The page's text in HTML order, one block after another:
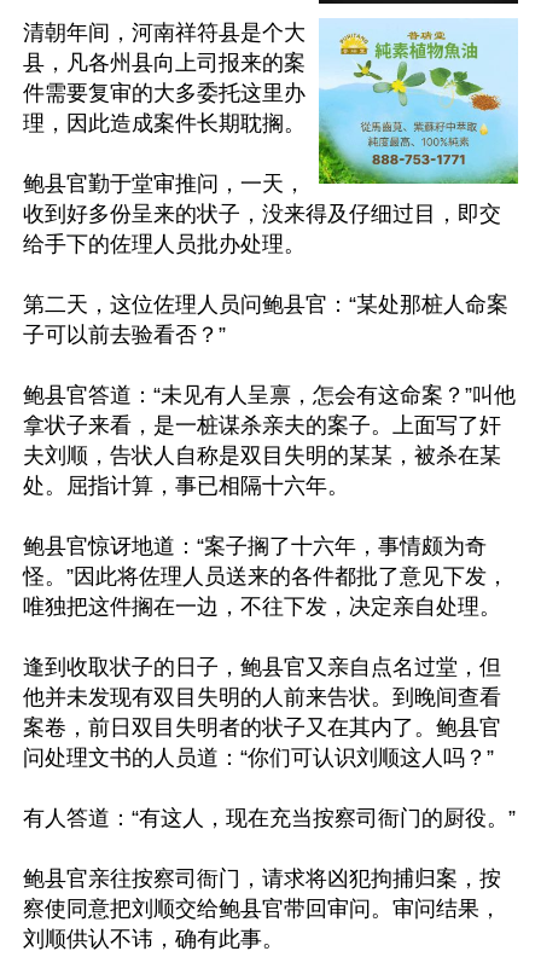
清朝年间，河南祥符县是个大
县，凡各州县向上司报来的案
件需要复审的大多委托这里办
理，因此造成案件长期耽搁。
鲍县官勤于堂审推问，一天，
收到好多份呈来的状子，没来得及仔细过目，即交
给手下的佐理人员批办处理。
第二天，这位佐理人员问鲍县官：“某处那桩人命案
子可以前去验看否？”
鲍县官答道：“未见有人呈禀，怎会有这命案？”叫他
拿状子来看，是一桩谋杀亲夫的案子。上面写了奸
夫刘顺，告状人自称是双目失明的某某，被杀在某
处。屈指计算，事已相隔十六年。
鲍县官惊讶地道：“案子搁了十六年，事情颇为奇
怪。”因此将佐理人员送来的各件都批了意见下发，
唯独把这件搁在一边，不往下发，决定亲自处理。
逢到收取状子的日子，鲍县官又亲自点名过堂，但
他并未发现有双目失明的人前来告状。到晚间查看
案卷，前日双目失明者的状子又在其内了。鲍县官
问处理文书的人员道：“你们可认识刘顺这人吗？”
有人答道：“有这人，现在充当按察司衙门的厨役。”
鲍县官亲往按察司衙门，请求将凶犯拘捕归案，按
察使同意把刘顺交给鲍县官带回审问。审问结果，
刘顺供认不讳，确有此事。